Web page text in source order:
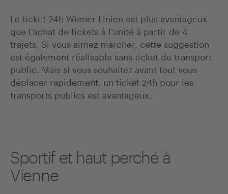
Le ticket 24h Wiener Linien est plus avantageux
que l'achat de tickets à l'unité à partir de 4
trajets. Si vous aimez marcher, cette suggestion
est également réalisable sans ticket de transport
public. Mais si vous souhaitez avant tout vous
déplacer rapidement, un ticket 24h pour les
transports publics est avantageux.
Sportif et haut perché à
Vienne